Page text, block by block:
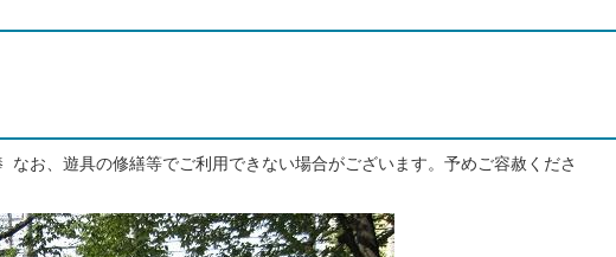
なお、遊具の修繕等でご利用できない場合がございます。予めご容赦くださ